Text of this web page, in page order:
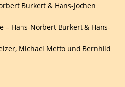
Burkert & Hans-Jochen
– Hans-Norbert Burkert & Hans-
Michael Metto und Bernhild